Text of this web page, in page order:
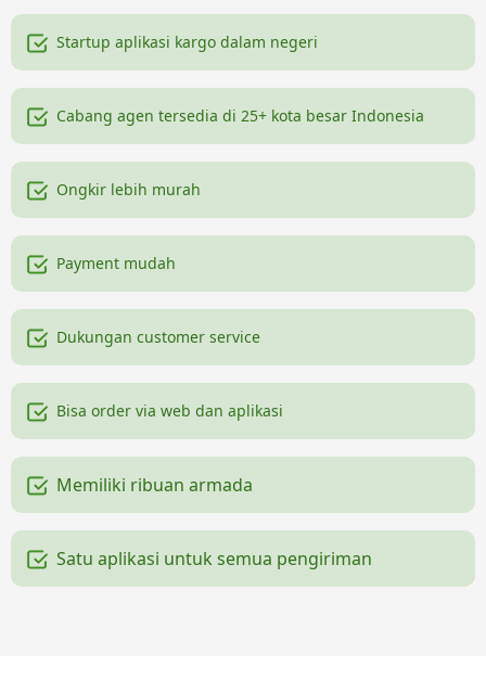
Startup aplikasi kargo dalam negeri
Cabang agen tersedia di 25+ kota besar Indonesia
Ongkir lebih murah
Payment mudah
Dukungan customer service
Bisa order via web dan aplikasi
Memiliki ribuan armada
Satu aplikasi untuk semua pengiriman